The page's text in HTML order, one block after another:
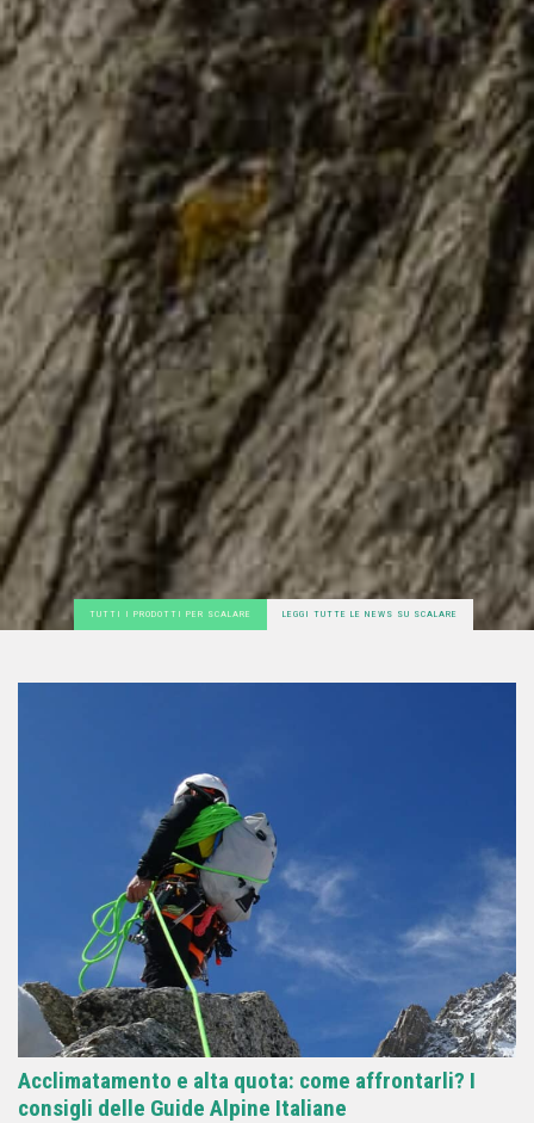
TUTTI I PRODOTTI PER SCALARE LEGGI TUTTE LE NEWS SU SCALARE
Acclimatamento e alta quota: come affrontarli? I
consigli delle Guide Alpine Italiane